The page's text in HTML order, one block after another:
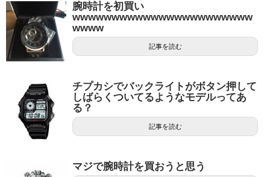
腕時計を初買い
wwwwwwwwwwwwwwwwwwwwwww
wwww
記事を読む
チプカシでバックライトがボタン押して
しばらくついてるようなモデルってあ
る？
記事を読む
マジで腕時計を買おうと思う